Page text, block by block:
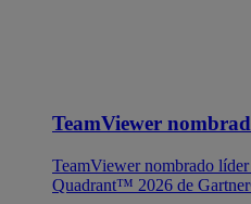
TeamViewer
TeamViewer nombrado
Quadrant™ 2026 de